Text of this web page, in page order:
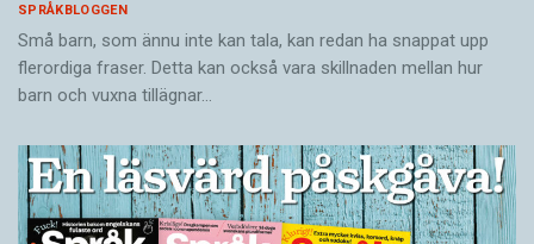
SPRÅKBLOGGEN
Små barn, som ännu inte kan tala, kan redan ha snappat upp
flerordiga fraser. Detta kan också vara skillnaden mellan hur
barn och vuxna tillägnar…